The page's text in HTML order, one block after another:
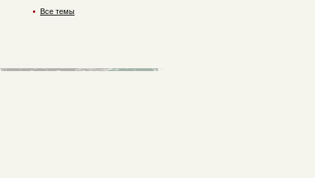
Все темы